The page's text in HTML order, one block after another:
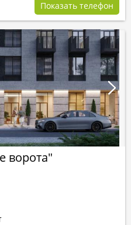
Показать телефон
ворота"